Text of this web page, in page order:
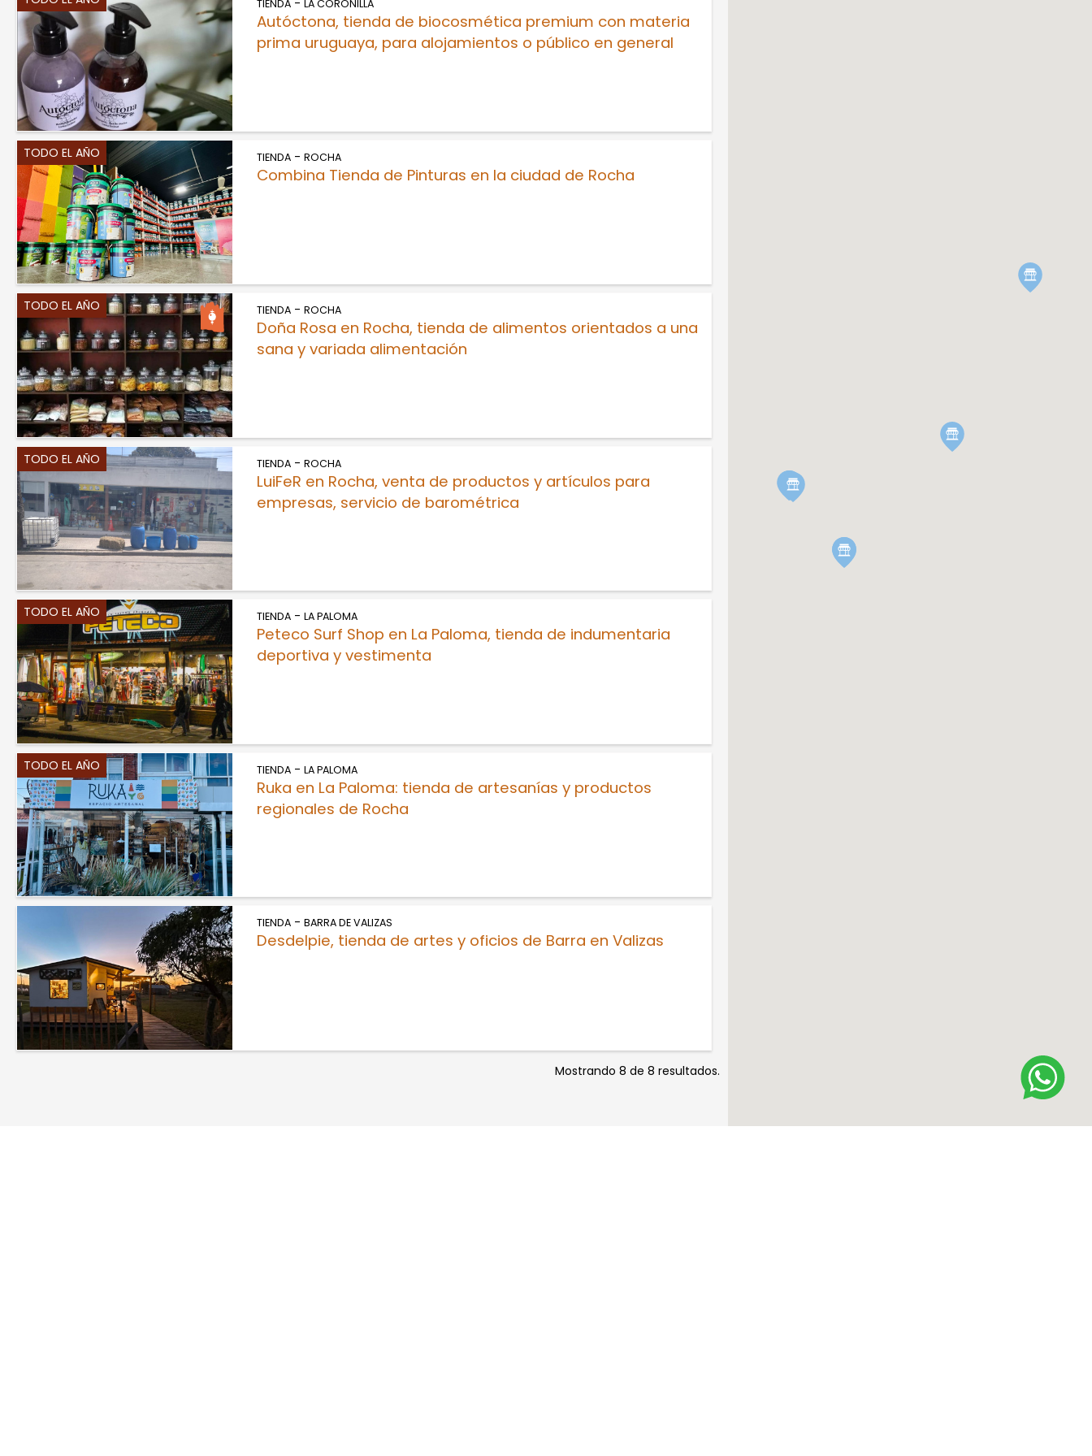
TIENDA- LA CORONILLA
Autóctona, tienda de biocosmética premium con materia
prima uruguaya, para alojamientos o público en general
TODO EL AÑO TIENDA- ROCHA
Combina Tienda de Pinturas en la ciudad de Rocha
TODO EL AÑO TIENDA- ROCHA
Doña Rosa en Rocha, tienda de alimentos orientados a una
sana y variada alimentación
TODO EL AÑO TIENDA- ROCHA
LuiFeR en Rocha, venta de productos y artículos para
empresas, servicio de barométrica
TODO EL AÑO TIENDA- LA PALOMA
Peteco Surf Shop en La Paloma, tienda de indumentaria
deportiva y vestimenta
TODO EL AÑO TIENDA- LA PALOMA
Ruka en La Paloma: tienda de artesanías y productos
regionales de Rocha
TIENDA- BARRA DE VALIZAS
Desdelpie, tienda de artes y oficios de Barra en Valizas
Mostrando 8 de 8 resultados.